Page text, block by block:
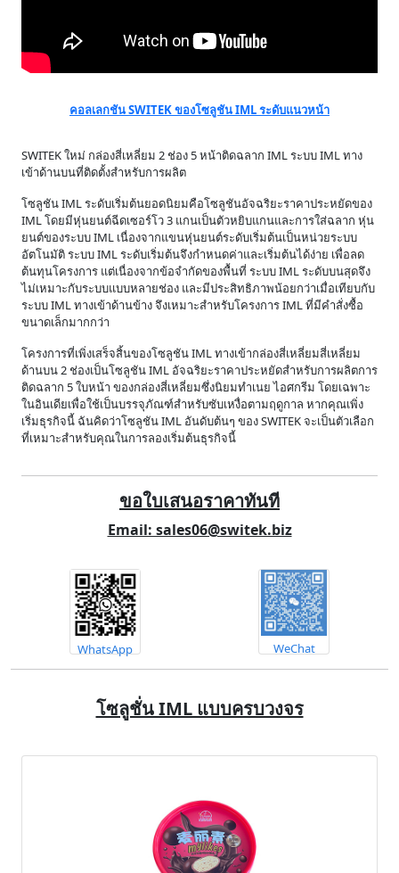
คอลเลกชัน SWITEK ของโซลูชัน IML ระดับแนวหน้า
SWITEK ใหม่ กล่องสี่เหลี่ยม 2 ช่อง 5 หน้าติดฉลาก IML ระบบ IML ทาง
เข้าด้านบนที่ติดตั้งสำหรับการผลิต
โซลูชัน IML ระดับเริ่มต้นยอดนิยมคือโซลูชันอัจฉริยะราคาประหยัดของ
IML โดยมีหุ่นยนต์ฉีดเซอร์โว 3 แกนเป็นตัวหยิบแกนและการใส่ฉลาก หุ่น
ยนต์ของระบบ IML เนื่องจากแขนหุ่นยนต์ระดับเริ่มต้นเป็นหน่วยระบบ
อัตโนมัติ ระบบ IML ระดับเริ่มต้นจึงกำหนดค่าและเริ่มต้นได้ง่าย เพื่อลด
ต้นทุนโครงการ แต่เนื่องจากข้อจำกัดของพื้นที่ ระบบ IML ระดับบนสุดจึง
ไม่เหมาะกับระบบแบบหลายช่อง และมีประสิทธิภาพน้อยกว่าเมื่อเทียบกับ
ระบบ IML ทางเข้าด้านข้าง จึงเหมาะสำหรับโครงการ IML ที่มีคำสั่งซื้อ
ขนาดเล็กมากกว่า
โครงการที่เพิ่งเสร็จสิ้นของโซลูชัน IML ทางเข้ากล่องสี่เหลี่ยมสี่เหลี่ยม
ด้านบน 2 ช่องเป็นโซลูชัน IML อัจฉริยะราคาประหยัดสำหรับการผลิตการ
ติดฉลาก 5 ใบหน้า ของกล่องสี่เหลี่ยมซึ่งนิยมทำเนย ไอศกรีม โดยเฉพาะ
ในอินเดียเพื่อใช้เป็นบรรจุภัณฑ์สำหรับซับเหงื่อตามฤดูกาล หากคุณเพิ่ง
เริ่มธุรกิจนี้ ฉันคิดว่าโซลูชัน IML อันดับต้นๆ ของ SWITEK จะเป็นตัวเลือก
ที่เหมาะสำหรับคุณในการลองเริ่มต้นธุรกิจนี้
ขอใบเสนอราคาทันที
Email: sales06@switek.biz
WhatsApp WeChat
โซลูชั่น IML แบบครบวงจร